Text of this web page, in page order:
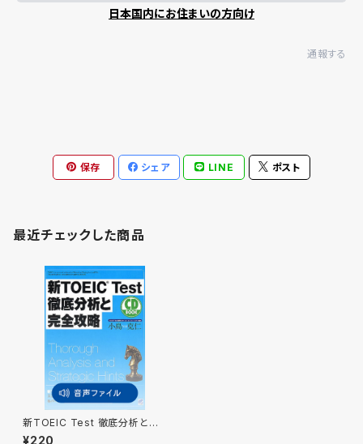
日本国内にお住まいの方向け
通報する
保存 シェア LINE ポスト
最近チェックした商品
新TOEIC Test 徹底分析と完
全攻略 付属音声
¥220